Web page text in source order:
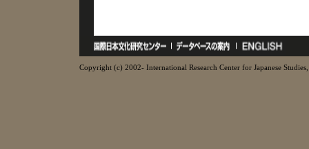
Copyright (c) 2002- International Research Center for Japanese